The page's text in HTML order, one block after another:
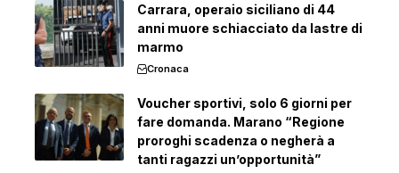
Carrara, operaio siciliano di 44
anni muore schiacciato da lastre di
marmo
Cronaca
Voucher sportivi, solo 6 giorni per
fare domanda. Marano “Regione
proroghi scadenza o negherà a
tanti ragazzi un’opportunità”